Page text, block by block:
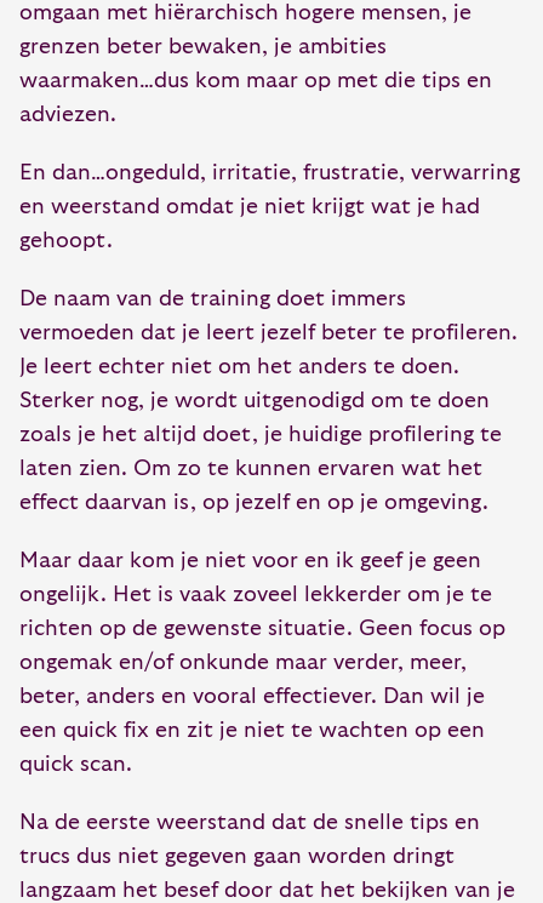
omgaan met hiërarchisch hogere mensen, je
grenzen beter bewaken, je ambities
waarmaken…dus kom maar op met die tips en
adviezen.
En dan…ongeduld, irritatie, frustratie, verwarring
en weerstand omdat je niet krijgt wat je had
gehoopt.
De naam van de training doet immers
vermoeden dat je leert jezelf beter te profileren.
Je leert echter niet om het anders te doen.
Sterker nog, je wordt uitgenodigd om te doen
zoals je het altijd doet, je huidige profilering te
laten zien. Om zo te kunnen ervaren wat het
effect daarvan is, op jezelf en op je omgeving.
Maar daar kom je niet voor en ik geef je geen
ongelijk. Het is vaak zoveel lekkerder om je te
richten op de gewenste situatie. Geen focus op
ongemak en/of onkunde maar verder, meer,
beter, anders en vooral effectiever. Dan wil je
een quick fix en zit je niet te wachten op een
quick scan.
Na de eerste weerstand dat de snelle tips en
trucs dus niet gegeven gaan worden dringt
langzaam het besef door dat het bekijken van je